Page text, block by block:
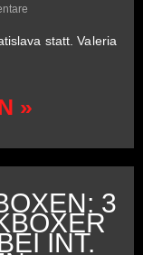
statt. Valeria
»
3
INT.